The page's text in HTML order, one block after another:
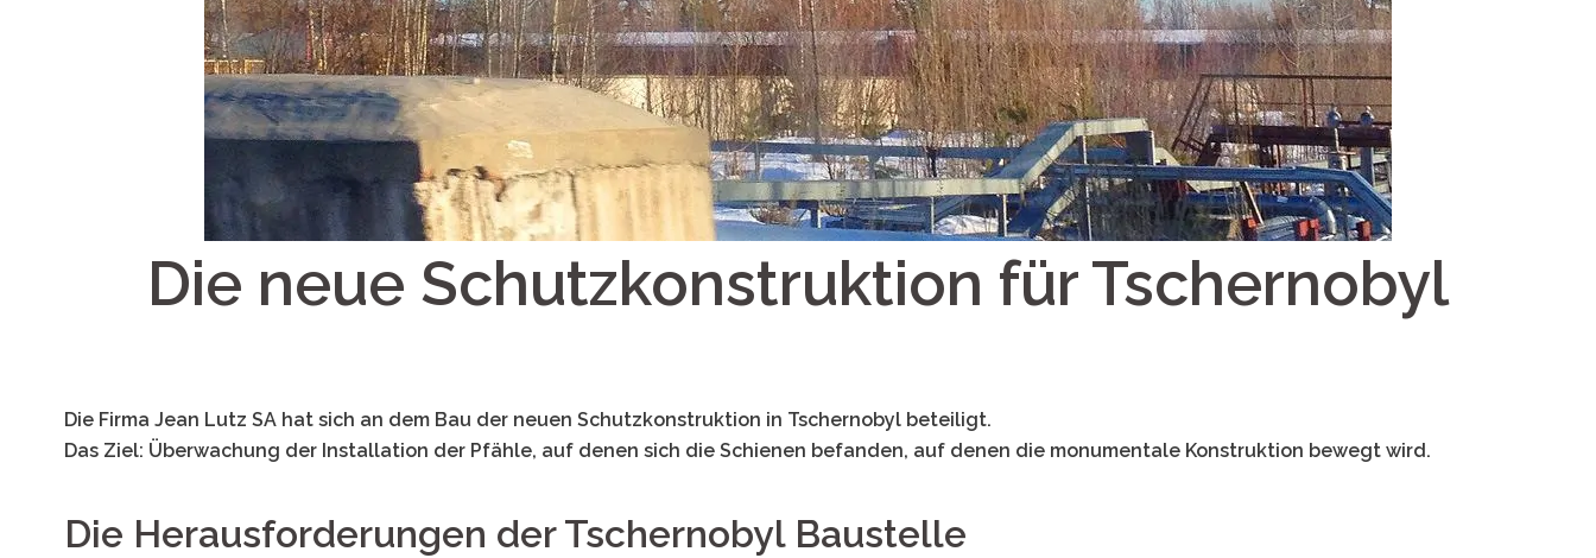
Die neue Schutzkonstruktion für Tschernobyl
Die Firma Jean Lutz SA hat sich an dem Bau der neuen Schutzkonstruktion in Tschernobyl beteiligt.
Das Ziel: Überwachung der Installation der Pfähle, auf denen sich die Schienen befanden, auf denen die monumentale Konstruktion bewegt wird.
Die Herausforderungen der Tschernobyl Baustelle